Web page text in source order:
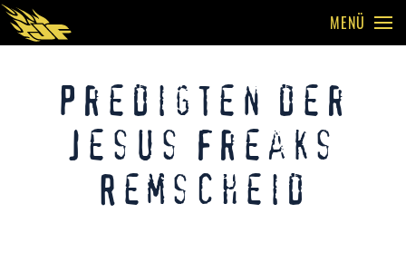
MENÜ
Predigten der
Jesus Freaks
Remscheid